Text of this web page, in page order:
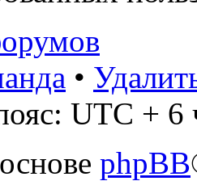
•
UTC + 6
phpBB